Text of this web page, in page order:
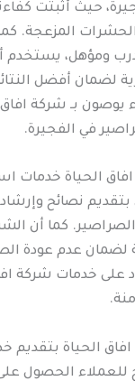
حيث أثبتت
المزعجة.
ومؤهل، يستخدم
لضمان أفضل
يوصون بـ شركة
في الفجيرة.
الحياة خدمات
نصائح
كما أن
لضمان عدم عودة
على خدمات شركة
افاق الحياة بتقديم
للعملاء الحصول